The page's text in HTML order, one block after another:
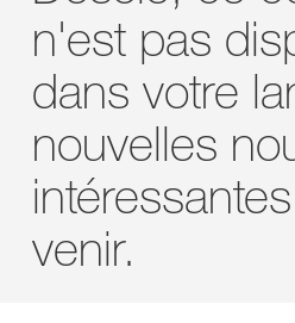
CHANGEZ
MAINTENANT
NE
n'est pas
dans votre
nouvelles
venir.